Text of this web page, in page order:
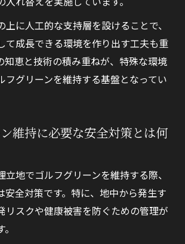
上に人工的な支持層を設けることで、
て成長できる環境を作り出す工夫も重
知恵と技術の積み重ねが、特殊な環境
フグリーンを維持する基盤となってい
維持に必要な安全対策とは何
立地でゴルフグリーンを維持する際、
安全対策です。特に、地中から発生す
リスクや健康被害を防ぐための管理が